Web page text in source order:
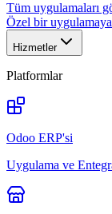
Tüm uygulamaları
Özel bir
Hizmetler
Platformlar
Odoo ERP'si
Uygulama ve